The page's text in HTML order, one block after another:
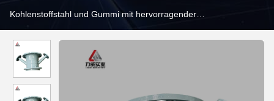
Kohlenstoffstahl und Gummi mit hervorragender